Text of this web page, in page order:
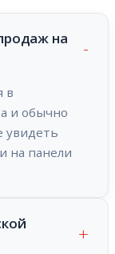
на
в
и обычно
увидеть
на панели